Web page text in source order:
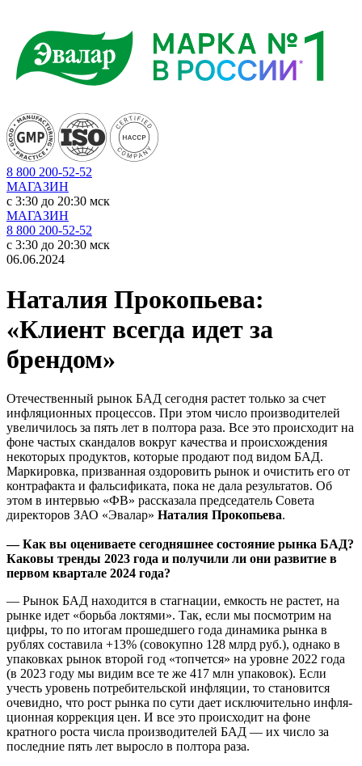
8 800 200-52-52
МАГАЗИН
c 3:30 до 20:30 мск
МАГАЗИН
8 800 200-52-52
c 3:30 до 20:30 мск
06.06.2024
Наталия Прокопьева:
«Клиент всегда идет за
брендом»
Отечественный рынок БАД сегодня растет только за счет
инфляционных процессов. При этом число производителей
увеличилось за пять лет в полтора раза. Все это происходит на
фоне частых скандалов вокруг качества и происхождения
некоторых продуктов, которые продают под видом БАД.
Маркировка, призванная оздоровить рынок и очистить его от
контрафакта и фальсификата, пока не дала результатов. Об
этом в интервью «ФВ» рассказала председатель Совета
директоров ЗАО «Эвалар» Наталия Прокопьева.
— Как вы оцениваете сегод­няшнее состояние рынка БАД?
Каковы тренды 2023 года и получили ли они развитие в
пер­вом квартале 2024 года?
— Рынок БАД находится в стаг­нации, емкость не растет, на
рынке идет «борьба локтями». Так, если мы посмотрим на
цифры, то по итогам прошедшего года динами­ка рынка в
рублях составила +13% (совокупно 128 млрд руб.), однако в
упаковках рынок второй год «топ­чется» на уровне 2022 года
(в 2023 году мы видим все те же 417 млн упаковок). Если
учесть уровень потребительской инфляции, то ста­новится
очевидно, что рост рынка по сути дает исключительно инфля­
ционная коррекция цен. И все это происходит на фоне
кратного роста числа производителей БАД — их число за
последние пять лет вырос­ло в полтора раза.